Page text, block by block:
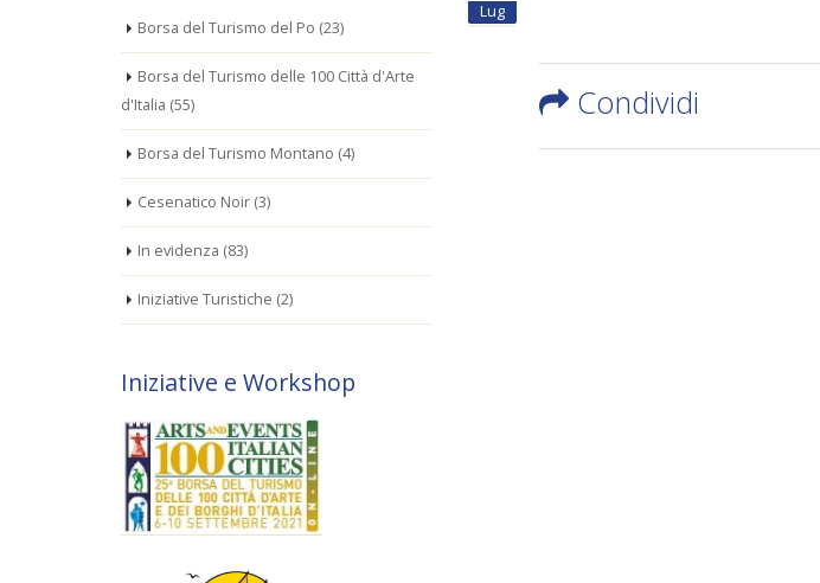
Borsa del Turismo del Po (23)
Borsa del Turismo delle 100 Città d'Arte
d'Italia (55)
Borsa del Turismo Montano (4)
Cesenatico Noir (3)
In evidenza (83)
Iniziative Turistiche (2)
Iniziative e Workshop
Lug
Condividi